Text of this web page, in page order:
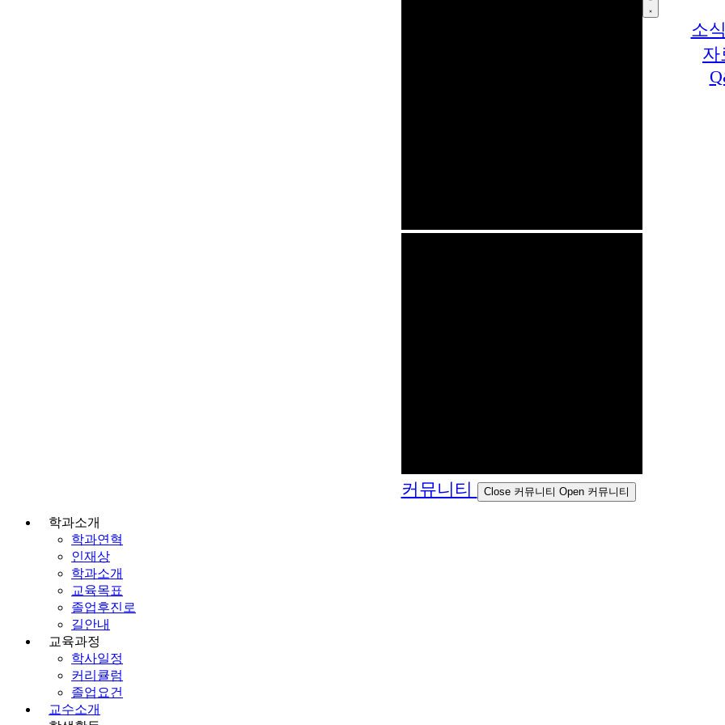
커뮤니티 Close 커뮤니티 Open 커뮤니티
소
자
학과소개
학과연혁
인재상
학과소개
교육목표
졸업후진로
길안내
교육과정
학사일정
커리큘럼
졸업요건
교수소개